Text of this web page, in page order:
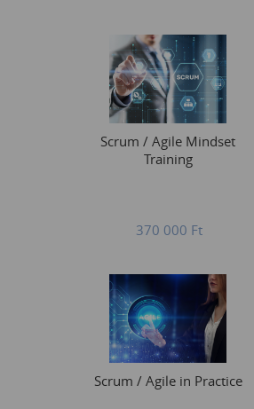
Scrum / Agile Mindset
Training
370 000 Ft
Scrum / Agile in Practice